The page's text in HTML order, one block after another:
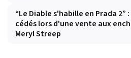
“Le Diable s'habille en Prada 2”
cédés lors d'une vente aux
Meryl Streep